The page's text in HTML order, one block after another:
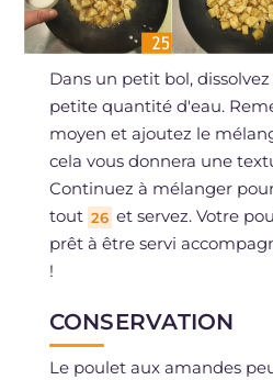
Dans un petit bol,
petite quantité d'eau.
moyen et ajoutez le
cela vous donnera une
Continuez à mélanger
tout 26 et servez. Votre
prêt à être servi
!
CONSERVATION
Le poulet aux amandes